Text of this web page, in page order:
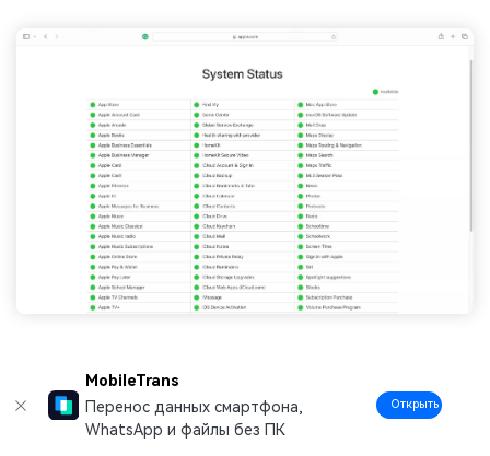
Способ исправления 10. Проверьте работу
Mail в безопасном режиме
Если в Mail сохраняется большой объем
MobileTrans
Перенос данных смартфона,
WhatsApp и файлы без ПК
Открыть